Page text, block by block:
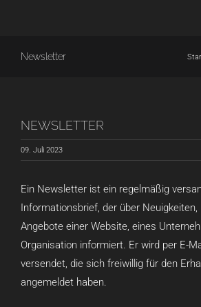
Newsletter
NEWSLETTER
09. Juli 2023
Ein Newsletter ist ein regelmäßig
Informationsbrief, der über
Angebote einer Website, eines
Organisation informiert. Er wird per E-
versendet, die sich freiwillig für den
angemeldet haben.